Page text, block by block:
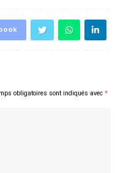
obligatoires sont indiqués avec *